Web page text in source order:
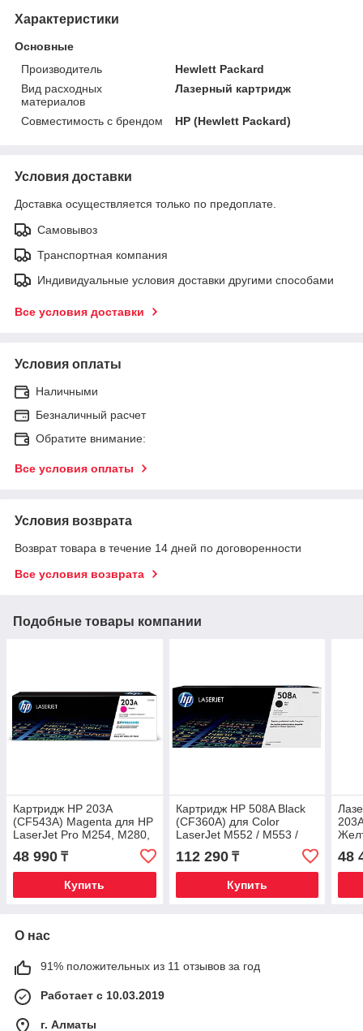
Характеристики
Основные
Производитель
Hewlett Packard
Вид расходных
материалов
Лазерный картридж
Совместимость с брендом HP (Hewlett Packard)
Условия доставки
Доставка осуществляется только по предоплате.
Самовывоз
Транспортная компания
Индивидуальные условия доставки другими способами
Все условия доставки
Условия оплаты
Наличными
Безналичный расчет
Обратите внимание:
Все условия оплаты
Условия возврата
Возврат товара в течение 14 дней по договоренности
Все условия возврата
Подобные товары компании
Картридж HP 203A
(CF543A) Magenta для HP
LaserJet Pro M254, M280,
M281, ресурс 1300 стр.
48 990 ₸
Купить
Картридж HP 508A Black
(CF360A) для Color
LaserJet M552 / M553 /
M577 — Оригинал
112 290₸
Купить
48
О нас
91% положительных из 11 отзывов за год
Работает с 10.03.2019
г. Алматы